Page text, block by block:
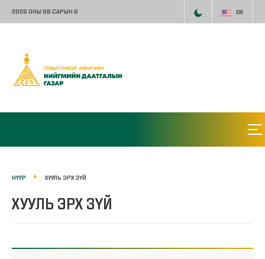
2026 ОНЫ 08 САРЫН 6 EN
НҮҮР ХУУЛЬ ЭРХ ЗҮЙ
ХУУЛЬ ЭРХ ЗҮЙ